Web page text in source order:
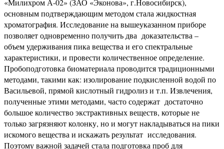
«Милихром А-02» (ЗАО «Эконова», г.Новосибирск),
основным подтверждающим методом стала жидкостная
хроматография. Исследование на вышеуказанном приборе
позволяет одновременно получить два доказательства –
объем удерживания пика вещества и его спектральные
характеристики, и провести количественное определение.
Пробоподготовка биоматериала проводится традиционными
методами, такими как: изолирование подкисленной водой по
Васильевой, прямой кислотный гидролиз и т.п. Извлечения,
полученные этими методами, часто содержат достаточно
большое количество экстрактивных веществ, которые не
только загрязняют колонку, но и могут накладываться на пики
искомого вещества и искажать результат исследования.
Поэтому важной задачей стала подготовка проб для